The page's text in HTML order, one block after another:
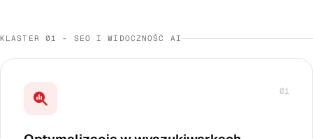
KLASTER 01 - SEO I WIDOCZNOŚĆ AI
01